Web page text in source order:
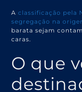
Aclassificação pela
segregação na
barata sejam
caras.
O que